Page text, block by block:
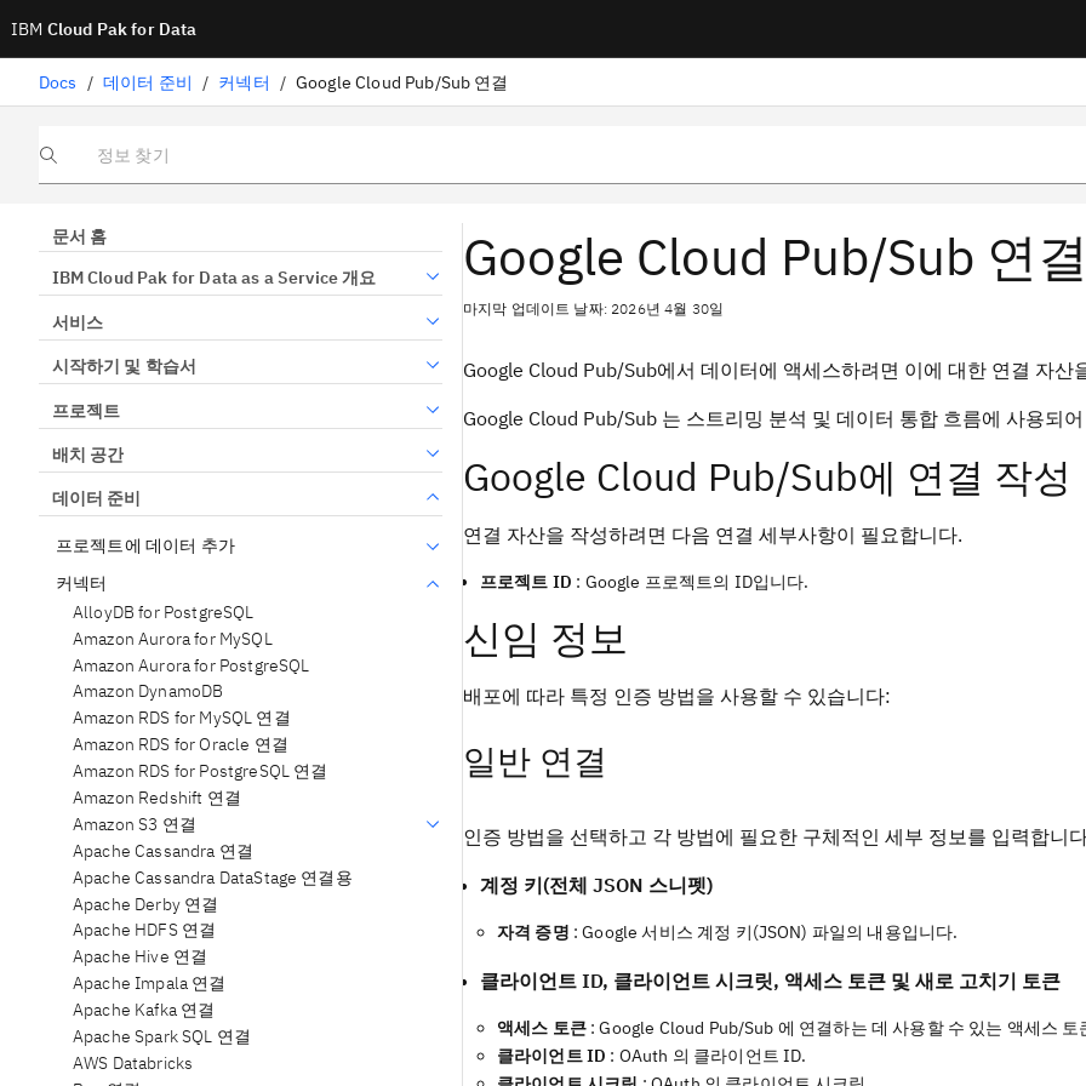
IBM Cloud Pak for Data
Docs / 데이터 준비 / 커넥터 / Google Cloud Pub/Sub 연결
정보 찾기
문서 홈
IBM Cloud Pak for Data as a Service 개요
서비스
시작하기 및 학습서
프로젝트
배치 공간
데이터 준비
프로젝트에 데이터 추가
커넥터
AlloyDB for PostgreSQL
Amazon Aurora for MySQL
Amazon Aurora for PostgreSQL
Amazon DynamoDB
Amazon RDS for MySQL 연결
Amazon RDS for Oracle 연결
Amazon RDS for PostgreSQL 연결
Amazon Redshift 연결
Amazon S3 연결
Apache Cassandra 연결
Apache Cassandra DataStage 연결용
Apache Derby 연결
Apache HDFS 연결
Apache Hive 연결
Apache Impala 연결
Apache Kafka 연결
Apache Spark SQL 연결
AWS Databricks
Google Cloud Pub/Sub 연결
마지막 업데이트 날짜: 2026년 4월 30일
Google Cloud Pub/Sub에서 데이터에 액세스하려면 이에 대한 연결 자산
Google Cloud Pub/Sub 는 스트리밍 분석 및 데이터 통합 흐름에 사용되
Google Cloud Pub/Sub에 연결 작성
연결 자산을 작성하려면 다음 연결 세부사항이 필요합니다.
프로젝트 ID : Google 프로젝트의 ID입니다.
신임 정보
배포에 따라 특정 인증 방법을 사용할 수 있습니다:
일반 연결
인증 방법을 선택하고 각 방법에 필요한 구체적인 세부 정보를 입력합니
계정 키(전체 JSON 스니펫)
자격 증명 : Google 서비스 계정 키(JSON) 파일의 내용입니다.
클라이언트 ID, 클라이언트 시크릿, 액세스 토큰 및 새로 고치기 토큰
액세스 토큰: Google Cloud Pub/Sub 에 연결하는 데 사용할 수 있는 액세스 토
클라이언트 ID : OAuth 의 클라이언트 ID.